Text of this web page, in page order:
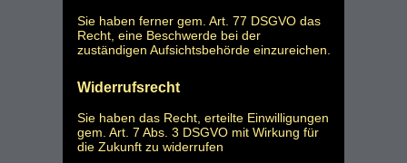
Sie haben ferner gem. Art. 77 DSGVO das
Recht, eine Beschwerde bei der
zuständigen Aufsichtsbehörde einzureichen.
Widerrufsrecht
Sie haben das Recht, erteilte Einwilligungen
gem. Art. 7 Abs. 3 DSGVO mit Wirkung für
die Zukunft zu widerrufen